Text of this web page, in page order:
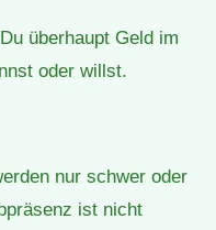
überhaupt Geld im
oder willst.
nur schwer oder
ist nicht